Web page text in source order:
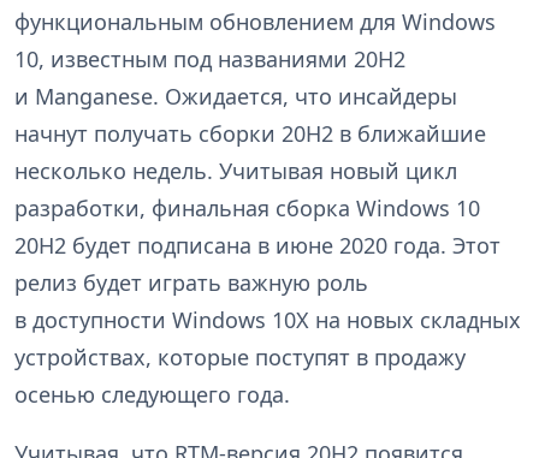
функциональным обновлением для Windows
10, известным под названиями 20H2
и Manganese. Ожидается, что инсайдеры
начнут получать сборки 20H2 в ближайшие
несколько недель. Учитывая новый цикл
разработки, финальная сборка Windows 10
20H2 будет подписана в июне 2020 года. Этот
релиз будет играть важную роль
в доступности Windows 10X на новых складных
устройствах, которые поступят в продажу
осенью следующего года.